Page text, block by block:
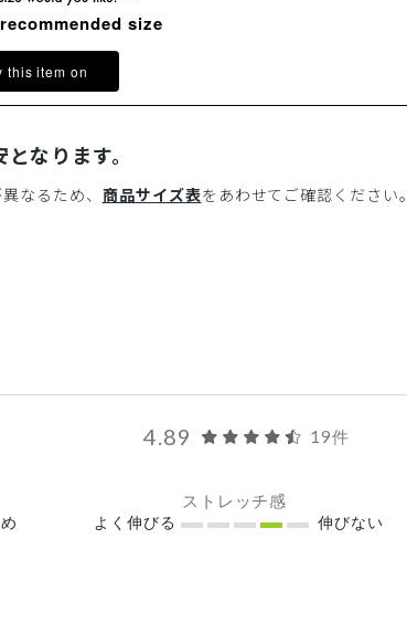
size
this item on
なります。
なるため、 商品サイズ表をあわせてご確認ください。
4.89 19件
ストレッチ感
よく伸びる 伸びない